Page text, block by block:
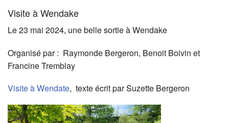
Visite à Wendake
Le 23 mai 2024, une belle sortie à Wendake
Organisé par : Raymonde Bergeron, Benoit Boivin et
Francine Tremblay
Visite à Wendate, texte écrit par Suzette Bergeron